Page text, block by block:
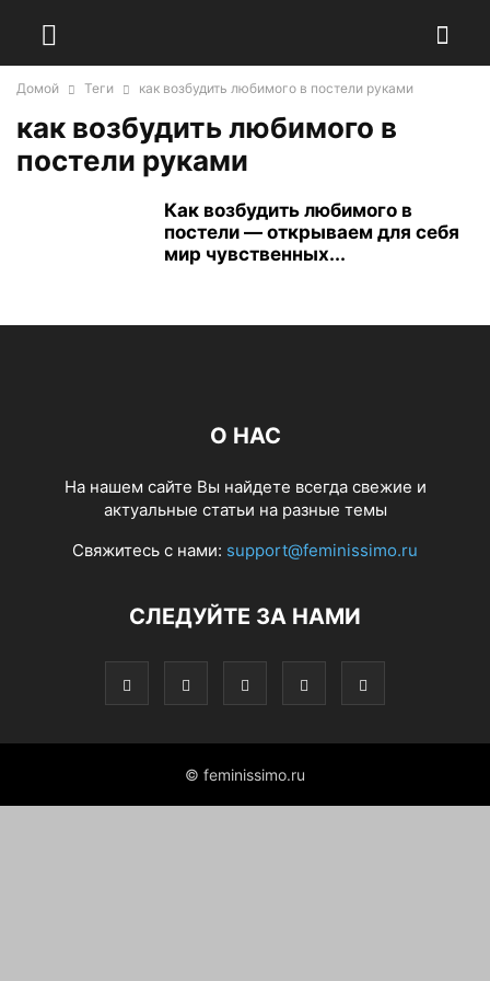
Домой Теги как возбудить любимого в постели руками
как возбудить любимого в
постели руками
Как возбудить любимого в
постели — открываем для себя
мир чувственных...
О НАС
На нашем сайте Вы найдете всегда свежие и
актуальные статьи на разные темы
Свяжитесь с нами: support@feminissimo.ru
СЛЕДУЙТЕ ЗА НАМИ
© feminissimo.ru